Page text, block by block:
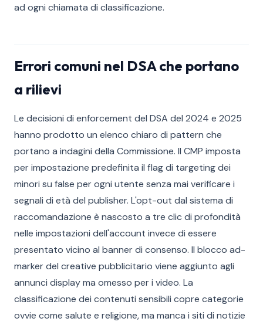
ad ogni chiamata di classificazione.
Errori comuni nel DSA che portano
a rilievi
Le decisioni di enforcement del DSA del 2024 e 2025
hanno prodotto un elenco chiaro di pattern che
portano a indagini della Commissione. Il CMP imposta
per impostazione predefinita il flag di targeting dei
minori su false per ogni utente senza mai verificare i
segnali di età del publisher. L'opt-out dal sistema di
raccomandazione è nascosto a tre clic di profondità
nelle impostazioni dell'account invece di essere
presentato vicino al banner di consenso. Il blocco ad-
marker del creative pubblicitario viene aggiunto agli
annunci display ma omesso per i video. La
classificazione dei contenuti sensibili copre categorie
ovvie come salute e religione, ma manca i siti di notizie